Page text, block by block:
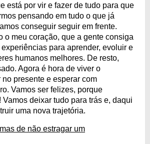
está por vir e fazer de tudo para que
pensando em tudo o que já
conseguir seguir em frente.
o meu coração, que a gente consiga
para aprender, evoluir e
humanos melhores. De resto,
Agora é hora de viver o
no presente e esperar com
Vamos ser felizes, porque
Vamos deixar tudo para trás e, daqui
uma nova trajetória.
de não estragar um